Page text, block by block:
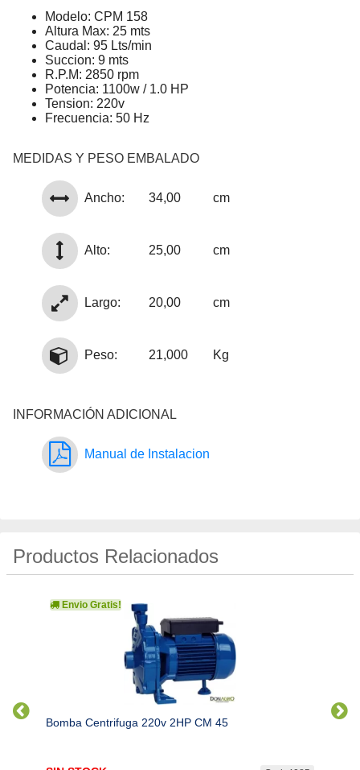
Modelo: CPM 158
Altura Max: 25 mts
Caudal: 95 Lts/min
Succion: 9 mts
R.P.M: 2850 rpm
Potencia: 1100w / 1.0 HP
Tension: 220v
Frecuencia: 50 Hz
MEDIDAS Y PESO EMBALADO
Ancho: 34,00 cm
Alto: 25,00 cm
Largo: 20,00 cm
Peso: 21,000 Kg
INFORMACIÓN ADICIONAL
Manual de Instalacion
Productos Relacionados
Envio Gratis!
Bomba Centrifuga 220v 2HP CM 45